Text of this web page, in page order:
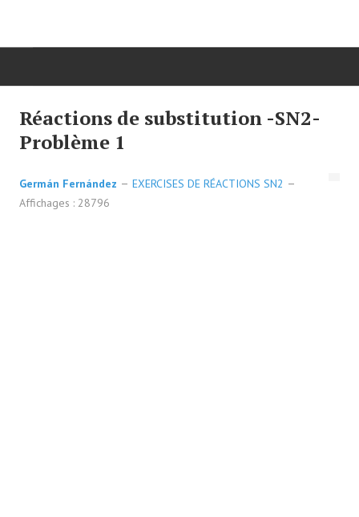
CHIMIE ORGANIQUE
ORGANIQUE AVANCÉ
Réactions de substitution -SN2-
Problème 1
Germán Fernández
EXERCISES DE RÉACTIONS SN2
Affichages : 28796